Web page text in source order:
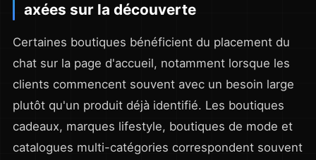
axées sur la découverte
Certaines boutiques bénéficient du placement du
chat sur la page d'accueil, notamment lorsque les
clients commencent souvent avec un besoin large
plutôt qu'un produit déjà identifié. Les boutiques
cadeaux, marques lifestyle, boutiques de mode et
catalogues multi-catégories correspondent souvent